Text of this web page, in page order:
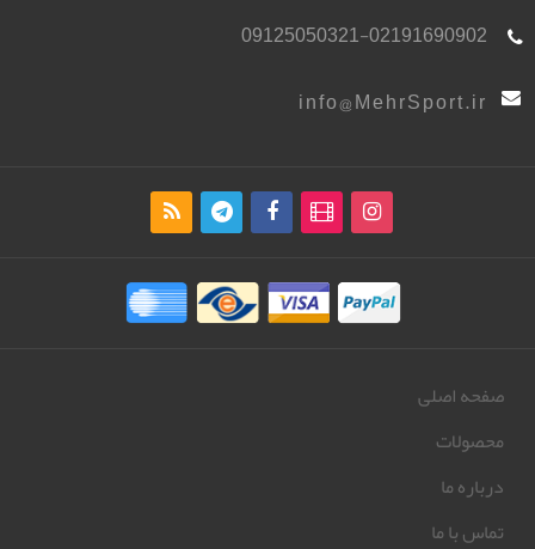
09125050321-02191690902
info@MehrSport.ir
صفحه اصلی
محصولات
درباره ما
تماس با ما